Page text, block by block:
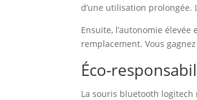
d’une utilisation
Ensuite, l’autonomie
remplacement. Vous
Éco-
La souris bluetooth